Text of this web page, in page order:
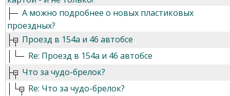
А можно подробнее о новых пластиковых
проездных?
Проезд в 154а и 46 автобсе
Re: Проезд в 154а и 46 автобсе
Что за чудо-брелок?
Re: Что за чудо-брелок?